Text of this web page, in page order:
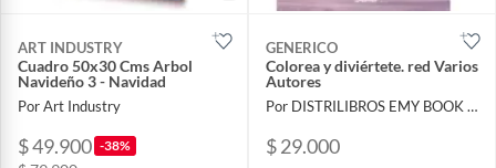
ART INDUSTRY
Cuadro 50x30 Cms Arbol
Navideño 3 - Navidad
Por Art Industry
$ 49.900 -38%
GENERICO
Colorea y diviértete. red Varios
Autores
Por DISTRILIBROS EMY BOOK SAS
$ 29.000